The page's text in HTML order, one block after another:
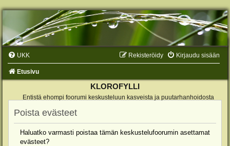
UKK Kirjaudu sisään
Rekisteröidy
Etusivu
KLOROFYLLI
Entistä ehompi foorumi keskusteluun kasveista ja puutarhanhoidosta
Poista evästeet
Haluatko varmasti poistaa tämän keskustelufoorumin asettamat
evästeet?